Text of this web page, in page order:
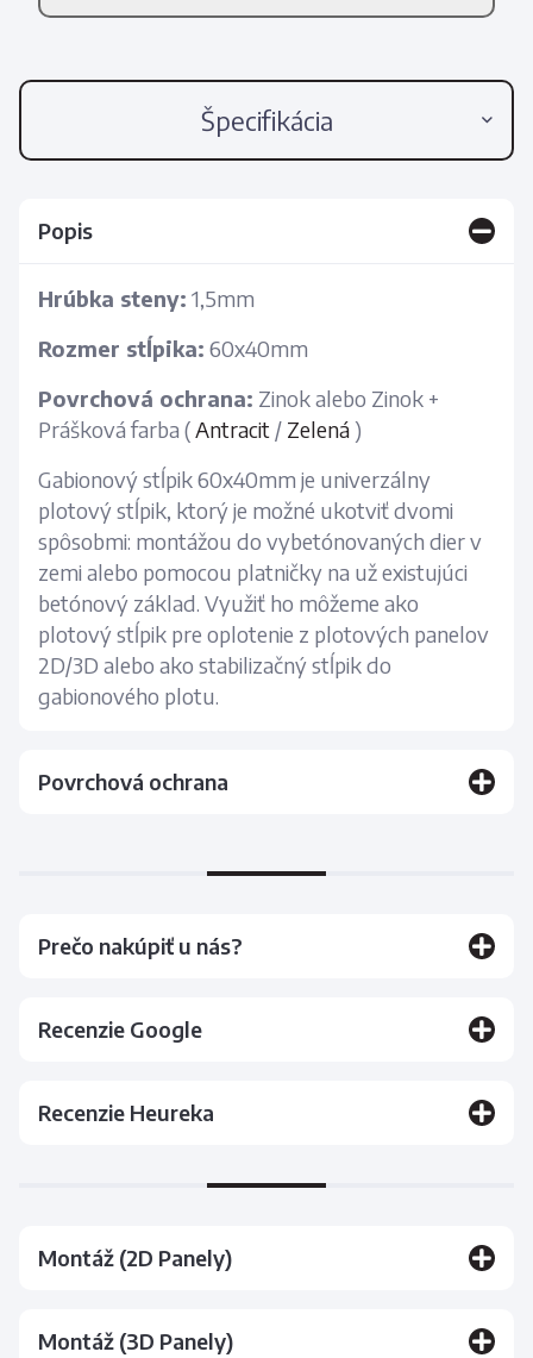
Špecifikácia
Popis
Hrúbka steny: 1,5mm
Rozmer stĺpika: 60x40mm
Povrchová ochrana: Zinok alebo Zinok +
Prášková farba (Antracit / Zelená )
Gabionový stĺpik 60x40mm je univerzálny
plotový stĺpik, ktorý je možné ukotviť dvomi
spôsobmi: montážou do vybetónovaných dier v
zemi alebo pomocou platničky na už existujúci
betónový základ. Využiť ho môžeme ako
plotový stĺpik pre oplotenie z plotových panelov
2D/3D alebo ako stabilizačný stĺpik do
gabionového plotu.
Povrchová ochrana
Prečo nakúpiť u nás?
Recenzie Google
Recenzie Heureka
Montáž (2D Panely)
Montáž (3D Panely)